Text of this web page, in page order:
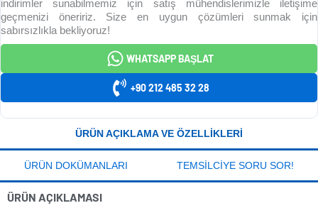
indirimler sunabilmemiz için satış mühendislerimizle iletişime
geçmenizi öneririz. Size en uygun çözümleri sunmak için
sabırsızlıkla bekliyoruz!
WHATSAPP BAŞLAT
+90 212 485 32 28
ÜRÜN AÇIKLAMA VE ÖZELLIKLERI
ÜRÜN DOKÜMANLARI TEMSILCIYE SORU SOR!
ÜRÜN AÇIKLAMASI